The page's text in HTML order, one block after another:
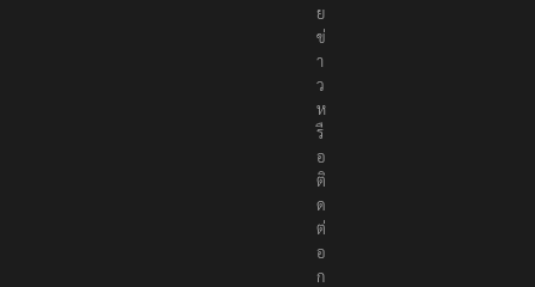
ย
ข่
า
ว
ห
รื
อ
ติ
ด
ต่
อ
ก